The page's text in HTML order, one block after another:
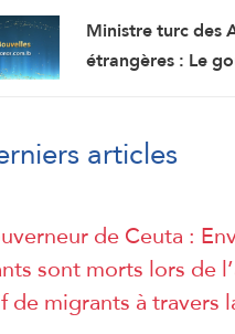
au Liban, où les
expansionnistes
entraîné la mort et
personnes
Ministre turc des
étrangères : Le
AlQods
articles
de Ceuta :
sont morts lors de
de migrants à travers